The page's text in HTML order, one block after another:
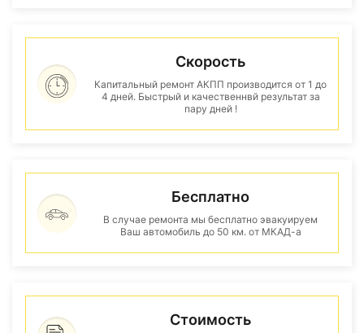
Скорость
Капитальный ремонт АКПП производится от 1 до
4 дней. Быстрый и качественнвй результат за
пару дней !
Бесплатно
В случае ремонта мы бесплатно эвакуируем
Ваш автомобиль до 50 км. от МКАД-а
Стоимость